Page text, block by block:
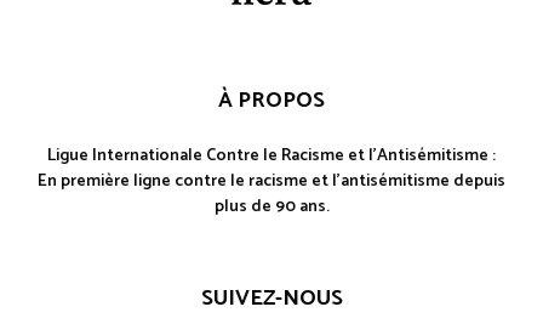
À PROPOS
Ligue Internationale Contre le Racisme et l'Antisémitisme :
En première ligne contre le racisme et l'antisémitisme depuis
plus de 90 ans.
SUIVEZ-NOUS